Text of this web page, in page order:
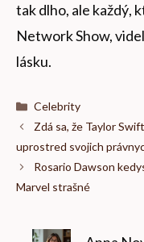
tak dlho, ale každý,
Network Show,
lásku.
Kategórie
Celebrity
Zdá sa, že Taylor
uprostred svojich
Rosario Dawson
Marvel strašné